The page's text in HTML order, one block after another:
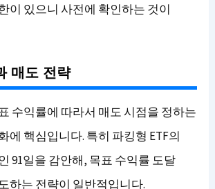
이 있으니 사전에 확인하는 것이
매도 전략
수익률에 따라서 매도 시점을 정하는
에 핵심입니다. 특히 파킹형 ETF의
91일을 감안해, 목표 수익률 도달
하는 전략이 일반적입니다.